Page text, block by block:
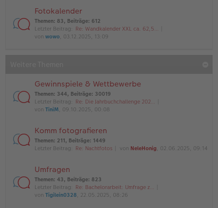
Fotokalender
Themen: 83, Beiträge: 612
Letzter Beitrag: Re: Wandkalender XXL ca. 62,5…
von wowo, 03.12.2025, 13:09
Gewinnspiele & Wettbewerbe
Themen: 344, Beiträge: 30019
Letzter Beitrag: Re: Die Jahrbuchchallenge 202…
von TiniM, 09.10.2025, 00:08
Komm fotografieren
Themen: 211, Beiträge: 1449
Letzter Beitrag: Re: Nachtfotos von NeleHonig, 02.06.2025, 09:14
Umfragen
Themen: 43, Beiträge: 823
Letzter Beitrag: Re: Bachelorarbeit: Umfrage z…
von Tigilein0328, 22.05.2025, 08:26